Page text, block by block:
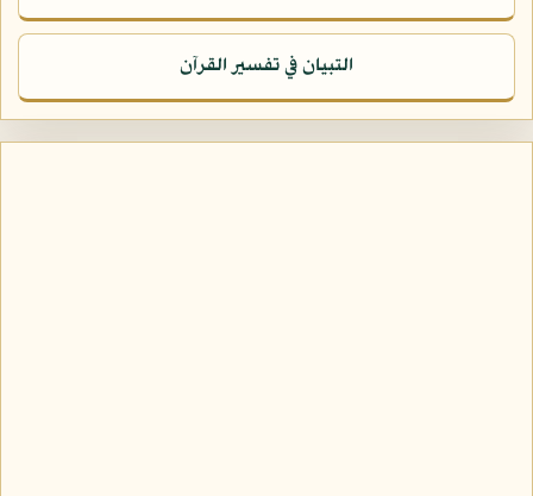
التبيان في تفسير القرآن